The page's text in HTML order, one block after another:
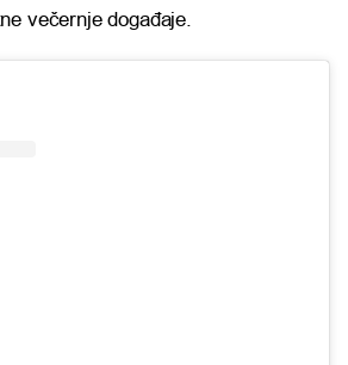
večernje događaje.